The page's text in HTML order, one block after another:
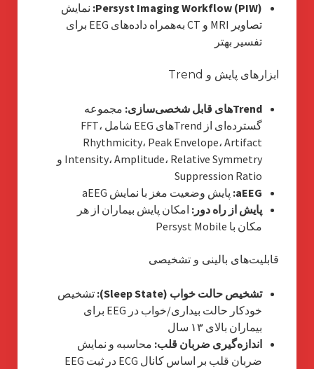
Persyst Imaging Workflow (PIW): نمایش
تصاویر MRI و CT به‌همراه داده‌های EEG برای
تفسیر بهتر
ابزارهای پایش و Trend
Trendهای قابل شخصی‌سازی:
مجموعه
گسترده‌ای از Trendهای EEG شامل FFT،
Rhythmicity، Peak Envelope، Artifact
Intensity، Amplitude، Relative Symmetry و
Suppression Ratio
aEEG: پایش وضعیت مغز با نمایش aEEG
پایش از راه دور: امکان پایش بیماران از هر
مکان با Persyst Mobile
قابلیت‌های بالینی و تشخیصی
تشخیص حالت خواب (Sleep State):
تشخیص
خودکار حالت بیداری/خواب در EEG برای
بیماران بالای ۱۳ سال
اندازه‌گیری ضربان قلب: محاسبه و نمایش
ضربان قلب بر اساس کانال ECG در ثبت EEG